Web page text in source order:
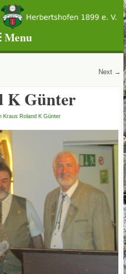
1899 e.V.
Menu
Next →
K Günter
Kraus Roland K Günter